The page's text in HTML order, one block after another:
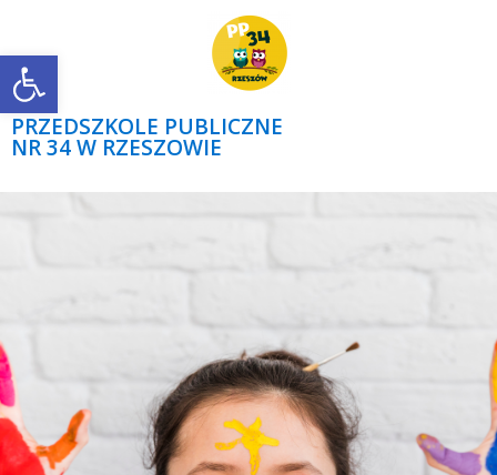
Open toolbar
PRZEDSZKOLE PUBLICZNE
NR 34 W RZESZOWIE